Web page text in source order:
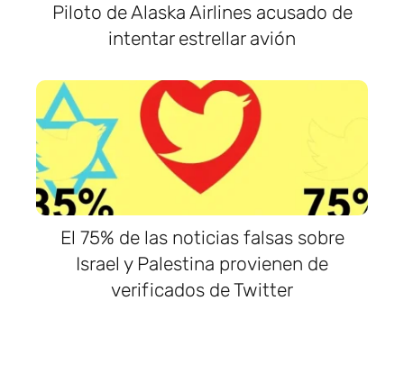
Piloto de Alaska Airlines acusado de
intentar estrellar avión
El 75% de las noticias falsas sobre
Israel y Palestina provienen de
verificados de Twitter